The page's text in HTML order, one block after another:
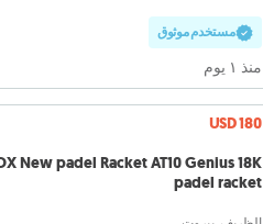
مستخدم موثوق
منذ ١ يوم
USD 180
New padel Racket AT10 Genius 18K
padel racket